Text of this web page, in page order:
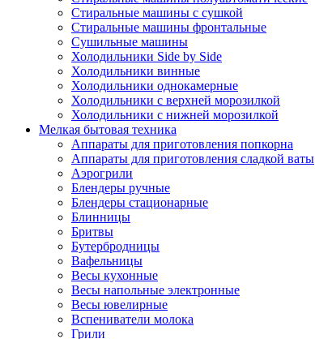
Стиральные машины с сушкой
Стиральные машины фронтальные
Сушильные машины
Холодильники Side by Side
Холодильники винные
Холодильники однокамерные
Холодильники с верхней морозилкой
Холодильники с нижней морозилкой
Мелкая бытовая техника
Аппараты для приготовления попкорна
Аппараты для приготовления сладкой ваты
Аэрогрили
Блендеры ручные
Блендеры стационарные
Блинницы
Бритвы
Бутербродницы
Вафельницы
Весы кухонные
Весы напольные электронные
Весы ювелирные
Вспениватели молока
Грили